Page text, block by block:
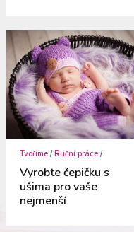
Tvoříme /Ruční práce /
Vyrobte čepičku s
ušima pro vaše
nejmenší